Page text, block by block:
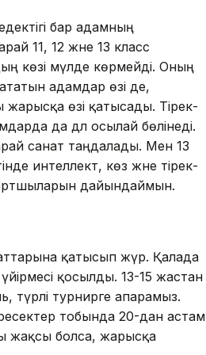
бар адамның
11, 12 және 13 класс
көзі мүлде көрмейді. Оның
адамдар өзі де,
өзі қатысады. Тірек-
да дәл осылай бөлінеді.
санат таңдалады. Мен 13
интеллект, көз және тірек-
дайындаймын.
қатысып жүр. Қалада
қосылды. 13-15 жастан
түрлі турнирге апарамыз.
тобында 20-дан астам
жақсы болса, жарысқа